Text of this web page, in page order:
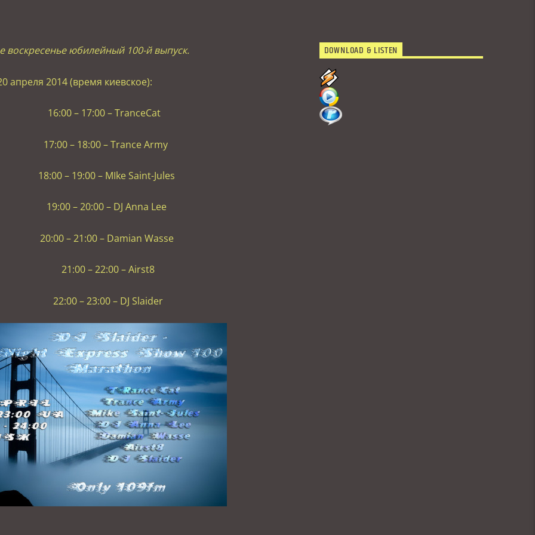
воскресенье юбилейный 100-й выпуск.
апреля 2014 (время киевское):
– 17:00 – TranceCat
– 18:00 – Trance Army
– 19:00 – MIke Saint-Jules
– 20:00 – DJ Anna Lee
– 21:00 – Damian Wasse
– 22:00 – Airst8
– 23:00 – DJ Slaider
DOWNLOAD & LISTEN